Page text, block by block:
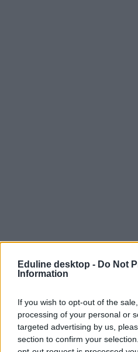
Eduline desktop - Do Not
Information
If you wish to opt-out of the
processing of your personal or
targeted advertising by us,
section to confirm your